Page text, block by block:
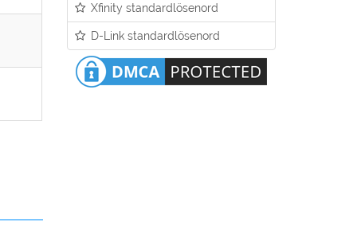
Xfinity standardlösenord
D-Link standardlösenord